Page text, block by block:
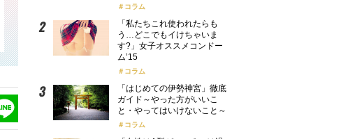
コラム
「私たちこれ使われたらも
う…どこでもイけちゃいま
す?」女子オススメコンドー
ム’15
コラム
「はじめての伊勢神宮」徹底
ガイド～やった方がいいこ
と・やってはいけないこと～
コラム